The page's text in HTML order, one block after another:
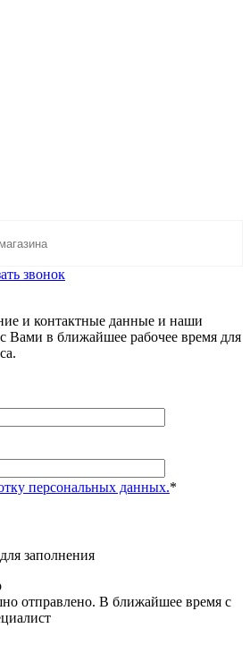
звонок
и контактные данные и наши
Вами в ближайшее рабочее время для
персональных данных.*
заполнения
отправлено. В ближайшее время с